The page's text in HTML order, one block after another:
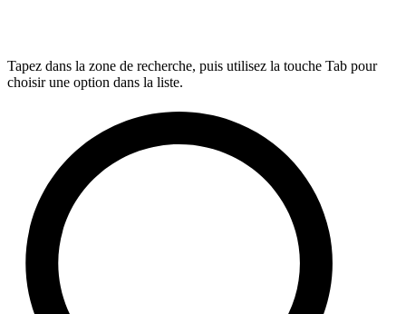
Tapez dans la zone de recherche, puis utilisez la touche Tab pour
choisir une option dans la liste.